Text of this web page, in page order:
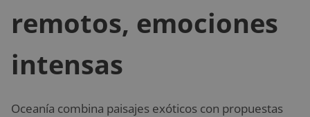
remotos, emociones
intensas
Oceanía combina paisajes exóticos con propuestas